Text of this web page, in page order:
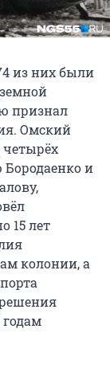
из них были
признал
Омский
Бородаенко и
15 лет
колонии, а
годам